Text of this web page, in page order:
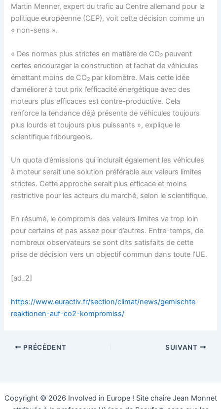
Martin Menner, expert du trafic au Centre allemand pour la
politique européenne (CEP), voit cette décision comme un
« non-sens ».
« Des normes plus strictes en matière de CO2 peuvent
certes encourager la construction et l’achat de véhicules
émettant moins de CO2 par kilomètre. Mais cette idée
d’améliorer à tout prix l’efficacité énergétique avec des
moteurs plus efficaces est contre-productive. Cela
renforce la tendance déjà présente de véhicules toujours
plus lourds et toujours plus puissants », explique le
scientifique fribourgeois.
Un quota d’émissions qui inclurait également les véhicules
à moteur serait une solution préférable aux valeurs limites
strictes. Cette approche serait plus efficace et moins
restrictive pour les acteurs du marché, selon le scientifique.
En résumé, le compromis des valeurs limites va trop loin
pour certains et pas assez pour d’autres. Entre-temps, de
nombreux observateurs se sont dits satisfaits de cette
prise de décision vers un objectif commun dans toute l’UE.
[ad_2]
https://www.euractiv.fr/section/climat/news/gemischte-
reaktionen-auf-co2-kompromiss/
PRÉCÉDENT SUIVANT
Copyright © 2026 Involved in Europe ! Site chaire Jean Monnet